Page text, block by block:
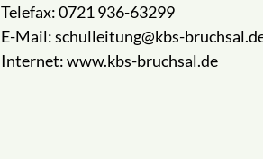
Telefax: 0721 936-63299
E-Mail: schulleitung@kbs-
Internet: www.kbs-bruchsal.de